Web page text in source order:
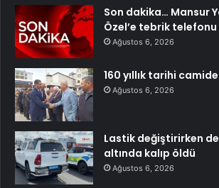
Son dakika… Mansur
Özel’e tebrik telefonu
Ağustos 6, 2026
160 yıllık tarihi
Ağustos 6, 2026
Lastik değiştirirken
altında kalıp öldü
Ağustos 6, 2026